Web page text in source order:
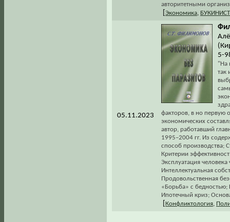
авторитетными
Экономика
05.11.2023
5-
"На
так
факторов, в но первую
экономических
автор, работавший
1995–2004 гг. Из
способ производства;
Критерии
Эксплуатация
Интеллектуальная
Продовольственная
«Борьба» с бедностью;
Ипотечный криз;
Конфликтология